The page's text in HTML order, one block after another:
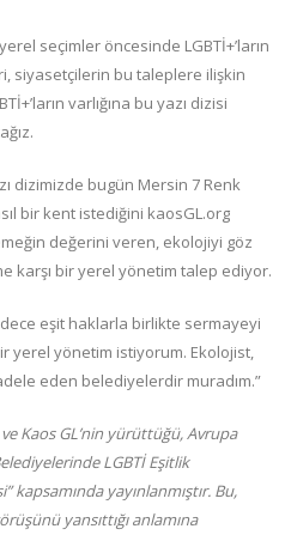
seçimler öncesinde LGBTİ+’ların
siyasetçilerin bu taleplere ilişkin
varlığına bu yazı dizisi
dizimizde bugün Mersin 7 Renk
bir kent istediğini kaosGL.org
değerini veren, ekolojiyi göz
karşı bir yerel yönetim talep ediyor.
eşit haklarla birlikte sermayeyi
yerel yönetim istiyorum. Ekolojist,
eden belediyelerdir muradım.”
Kaos GL’nin yürüttüğü, Avrupa
LGBTİ Eşitlik
kapsamında yayınlanmıştır. Bu,
yansıttığı anlamına